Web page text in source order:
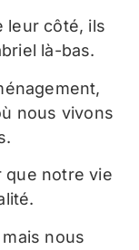
leur côté, ils
là-bas.
nous vivons
que notre vie
nous